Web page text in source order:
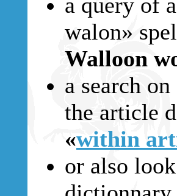
walon»
Walloon
a search
the article
«within
or also